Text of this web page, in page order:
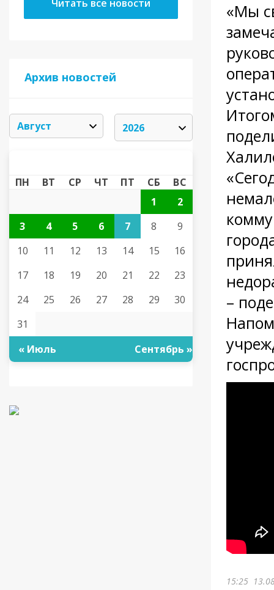
Читать все новости
Архив новостей
ПН ВТ СР ЧТ ПТ СБ
ВС
1
2
3
4 5 6 7 8
9
10
11 12 13 14 15
16
17
18 19 20 21 22
23
24
25 26 27 28 29
30
31
« Июль
Сентябрь »
«Мы
–
15:25